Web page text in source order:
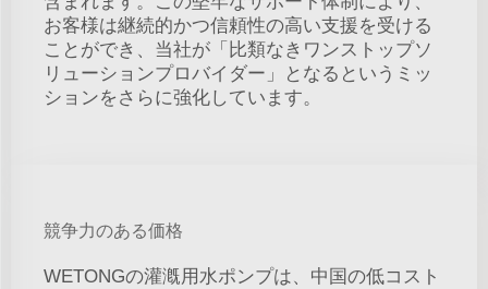
お客様は継続的かつ信頼性の高い支援を受ける
ことができ、当社が「比類なきワンストップソ
リューションプロバイダー」となるというミッ
ションをさらに強化しています。
競争力のある価格
WETONGの灌漑用水ポンプは、中国の低コスト